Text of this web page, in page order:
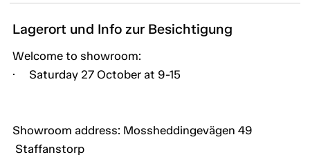
Lagerort und Info zur Besichtigung
Welcome to showroom:
· Saturday 27 October at 9-15
Showroom address: Mossheddingevägen 49
Staffanstorp